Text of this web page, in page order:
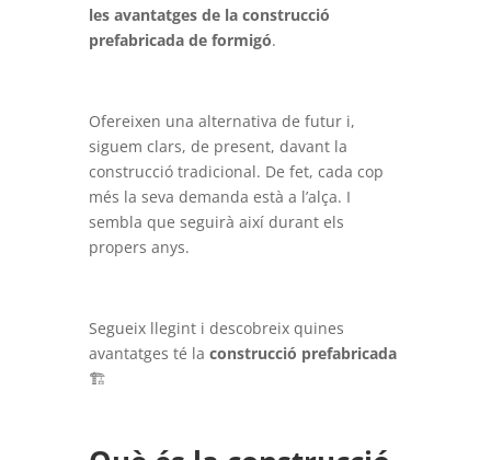
les avantatges de la construcció
prefabricada de formigó.
Ofereixen una alternativa de futur i,
siguem clars, de present, davant la
construcció tradicional. De fet, cada cop
més la seva demanda està a l’alça. I
sembla que seguirà així durant els
propers anys.
Segueix llegint i descobreix quines
avantatges té la construcció prefabricada
🏗